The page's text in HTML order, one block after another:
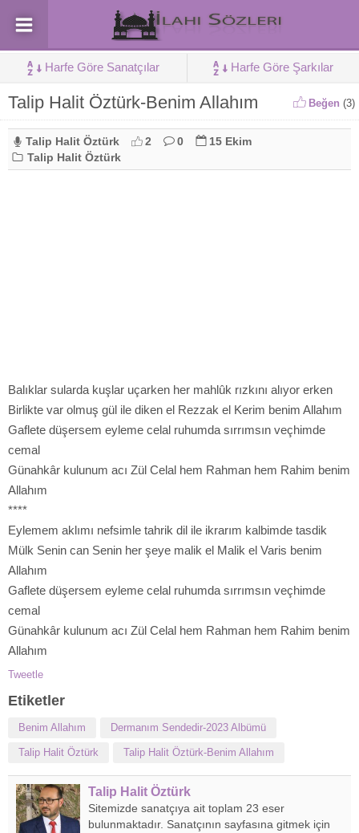
Harfe Göre Sanatçılar Harfe Göre Şarkılar
Talip Halit Öztürk-Benim Allahım Beğen (3)
Talip Halit Öztürk 2 0
15 Ekim
Talip Halit Öztürk
Balıklar sularda kuşlar uçarken her mahlûk rızkını alıyor erken
Birlikte var olmuş gül ile diken el Rezzak el Kerim benim Allahım
Gaflete düşersem eyleme celal ruhumda sırrımsın veçhimde
cemal
Günahkâr kulunum acı Zül Celal hem Rahman hem Rahim benim
Allahım
****
Eylemem aklımı nefsimle tahrik dil ile ikrarım kalbimde tasdik
Mülk Senin can Senin her şeye malik el Malik el Varis benim
Allahım
Gaflete düşersem eyleme celal ruhumda sırrımsın veçhimde
cemal
Günahkâr kulunum acı Zül Celal hem Rahman hem Rahim benim
Allahım
Tweetle
Etiketler
Benim Allahım Dermanım Sendedir-2023 Albümü
Talip Halit Öztürk Talip Halit Öztürk-Benim Allahım
Talip Halit Öztürk
Sitemizde sanatçıya ait toplam 23 eser
bulunmaktadır. Sanatçının sayfasına gitmek için